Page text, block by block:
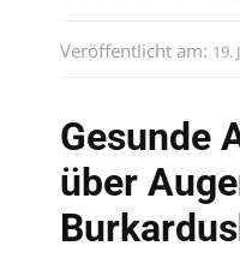
Veröffentlicht am: 19.
Gesunde
über